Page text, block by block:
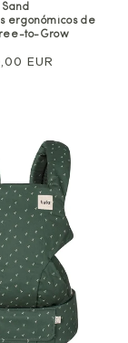
Sand
ergonómicos de
to-Grow
EUR